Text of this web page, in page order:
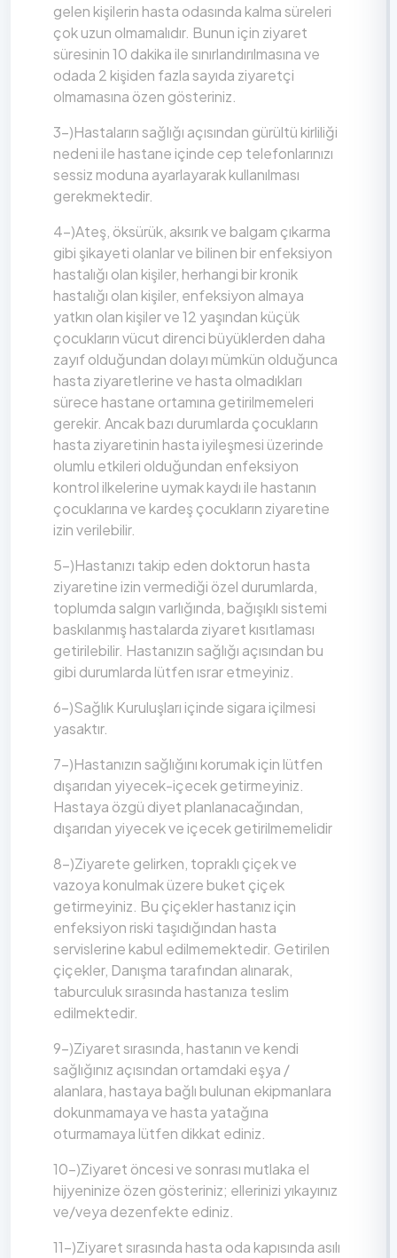
gelen kişilerin hasta odasında kalma süreleri
çok uzun olmamalıdır. Bunun için ziyaret
süresinin 10 dakika ile sınırlandırılmasına ve
odada 2 kişiden fazla sayıda ziyaretçi
olmamasına özen gösteriniz.
3-)Hastaların sağlığı açısından gürültü kirliliği
nedeni ile hastane içinde cep telefonlarınızı
sessiz moduna ayarlayarak kullanılması
gerekmektedir.
4-)Ateş, öksürük, aksırık ve balgam çıkarma
gibi şikayeti olanlar ve bilinen bir enfeksiyon
hastalığı olan kişiler, herhangi bir kronik
hastalığı olan kişiler, enfeksiyon almaya
yatkın olan kişiler ve 12 yaşından küçük
çocukların vücut direnci büyüklerden daha
zayıf olduğundan dolayı mümkün olduğunca
hasta ziyaretlerine ve hasta olmadıkları
sürece hastane ortamına getirilmemeleri
gerekir. Ancak bazı durumlarda çocukların
hasta ziyaretinin hasta iyileşmesi üzerinde
olumlu etkileri olduğundan enfeksiyon
kontrol ilkelerine uymak kaydı ile hastanın
çocuklarına ve kardeş çocukların ziyaretine
izin verilebilir.
5-)Hastanızı takip eden doktorun hasta
ziyaretine izin vermediği özel durumlarda,
toplumda salgın varlığında, bağışıklı sistemi
baskılanmış hastalarda ziyaret kısıtlaması
getirilebilir. Hastanızın sağlığı açısından bu
gibi durumlarda lütfen ısrar etmeyiniz.
6-)Sağlık Kuruluşları içinde sigara içilmesi
yasaktır.
7-)Hastanızın sağlığını korumak için lütfen
dışarıdan yiyecek-içecek getirmeyiniz.
Hastaya özgü diyet planlanacağından,
dışarıdan yiyecek ve içecek getirilmemelidir
8-)Ziyarete gelirken, topraklı çiçek ve
vazoya konulmak üzere buket çiçek
getirmeyiniz. Bu çiçekler hastanız için
enfeksiyon riski taşıdığından hasta
servislerine kabul edilmemektedir. Getirilen
çiçekler, Danışma tarafından alınarak,
taburculuk sırasında hastanıza teslim
edilmektedir.
9-)Ziyaret sırasında, hastanın ve kendi
sağlığınız açısından ortamdaki eşya /
alanlara, hastaya bağlı bulunan ekipmanlara
dokunmamaya ve hasta yatağına
oturmamaya lütfen dikkat ediniz.
10-)Ziyaret öncesi ve sonrası mutlaka el
hijyeninize özen gösteriniz; ellerinizi yıkayınız
ve/veya dezenfekte ediniz.
11-)Ziyaret sırasında hasta oda kapısında asılı